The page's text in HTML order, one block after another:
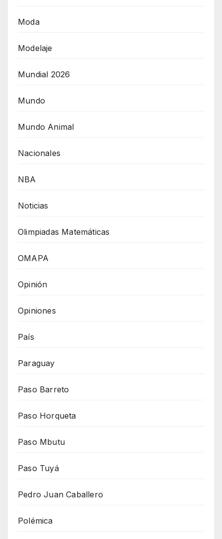
Moda
Modelaje
Mundial 2026
Mundo
Mundo Animal
Nacionales
NBA
Noticias
Olimpiadas Matemáticas
OMAPA
Opinión
Opiniones
País
Paraguay
Paso Barreto
Paso Horqueta
Paso Mbutu
Paso Tuyá
Pedro Juan Caballero
Polémica